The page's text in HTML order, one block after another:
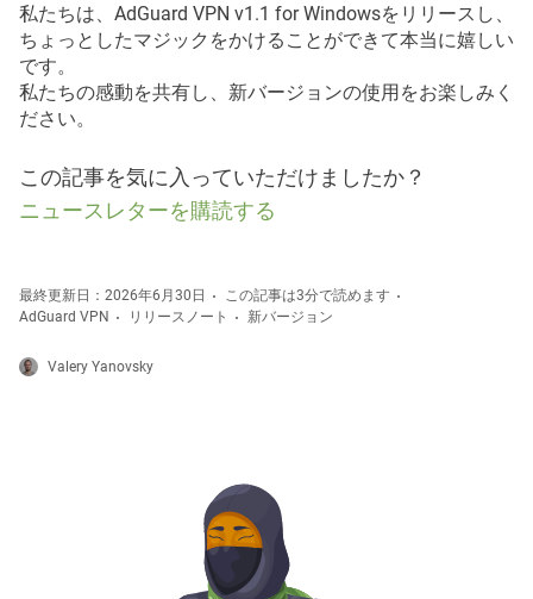
私たちは、AdGuard VPN v1.1 for Windowsをリリースし、
ちょっとしたマジックをかけることができて本当に嬉しい
です。
私たちの感動を共有し、新バージョンの使用をお楽しみく
ださい。
この記事を気に入っていただけましたか？
ニュースレターを購読する
最終更新日：2026年6月30日
この記事は3分で読めます
AdGuard VPN
リリースノート 新バージョン
Valery Yanovsky